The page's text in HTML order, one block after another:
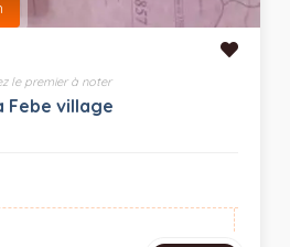
le premier à noter
Febe village